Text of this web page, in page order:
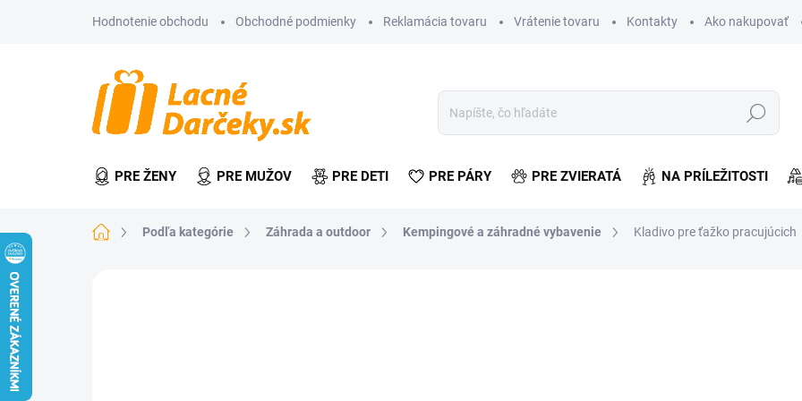
Hodnotenie obchodu Obchodné podmienky Reklamácia tovaru Vrátenie tovaru Kontakty Ako nakupovať
Hľadať
PRE ŽENY PRE MUŽOV PRE DETI PRE PÁRY PRE ZVIERATÁ NA PRÍLEŽITOSTI
DomovPodľa kategórie Záhrada a outdoor Kempingové a záhradné vybavenie Kladivo pre ťažko pracujúcich